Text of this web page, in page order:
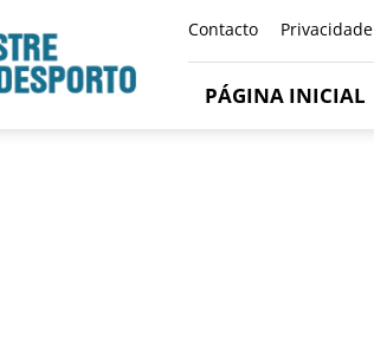
Contacto Privacidade
PÁGINA INICIAL